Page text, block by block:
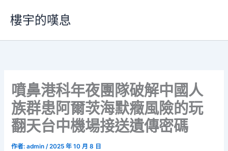
要
樓宇的嘆息
噴鼻港科年夜團隊破解中國人
族群患阿爾茨海默癥風險的玩
翻天台中機場接送遺傳密碼
作者:admin/2025 年 10 月 8 日